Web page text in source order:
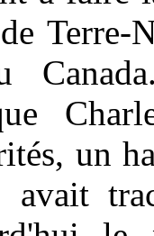
un
avait